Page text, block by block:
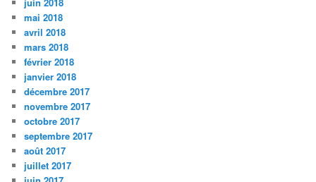
mai 2018
avril 2018
mars 2018
février 2018
janvier 2018
décembre 2017
novembre 2017
octobre 2017
septembre 2017
août 2017
juillet 2017